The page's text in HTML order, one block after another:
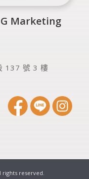
Marketing
137 號 3 樓
rights reserved.